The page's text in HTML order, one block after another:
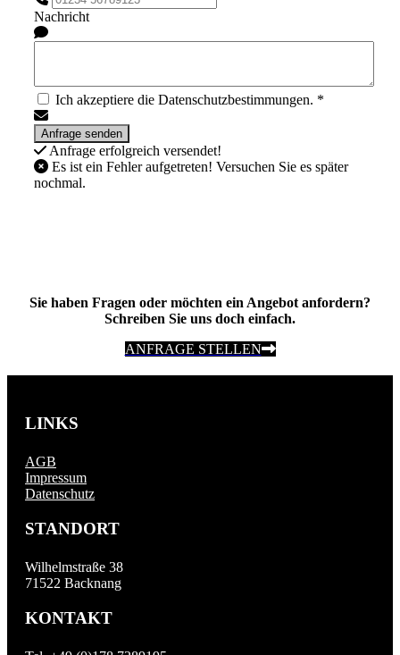
Nachricht
Ich akzeptiere die Datenschutzbestimmungen. *
Anfrage erfolgreich versendet!
Es ist ein Fehler aufgetreten! Versuchen Sie es später
nochmal.
Sie haben Fragen oder möchten ein Angebot anfordern?
Schreiben Sie uns doch einfach.
ANFRAGE STELLEN
LINKS
AGB
Impressum
Datenschutz
STANDORT
Wilhelmstraße 38
71522 Backnang
KONTAKT